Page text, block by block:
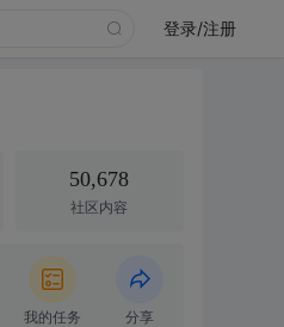
登录/注册
50,678
社区内容
我的任务 分享